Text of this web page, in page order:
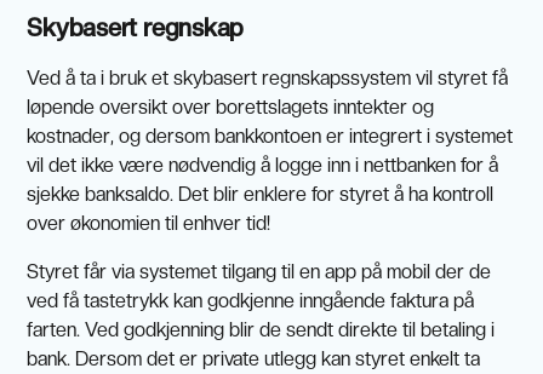
Skybasert regnskap
Ved å ta i bruk et skybasert regnskapssystem vil styret få
løpende oversikt over borettslagets inntekter og
kostnader, og dersom bankkontoen er integrert i systemet
vil det ikke være nødvendig å logge inn i nettbanken for å
sjekke banksaldo. Det blir enklere for styret å ha kontroll
over økonomien til enhver tid!
Styret får via systemet tilgang til en app på mobil der de
ved få tastetrykk kan godkjenne inngående faktura på
farten. Ved godkjenning blir de sendt direkte til betaling i
bank. Dersom det er private utlegg kan styret enkelt ta